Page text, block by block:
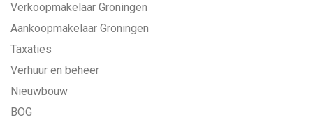
Verkoopmakelaar Groningen
Aankoopmakelaar Groningen
Taxaties
Verhuur en beheer
Nieuwbouw
BOG